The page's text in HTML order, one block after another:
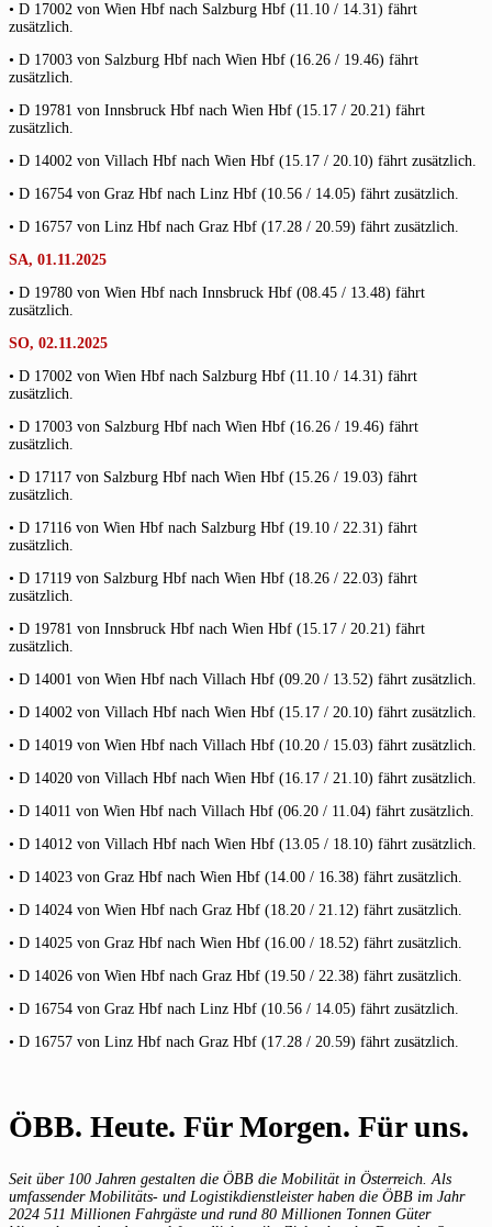
• D 17002 von Wien Hbf nach Salzburg Hbf (11.10 / 14.31) fährt
zusätzlich.
• D 17003 von Salzburg Hbf nach Wien Hbf (16.26 / 19.46) fährt
zusätzlich.
• D 19781 von Innsbruck Hbf nach Wien Hbf (15.17 / 20.21) fährt
zusätzlich.
• D 14002 von Villach Hbf nach Wien Hbf (15.17 / 20.10) fährt zusätzlich.
• D 16754 von Graz Hbf nach Linz Hbf (10.56 / 14.05) fährt zusätzlich.
• D 16757 von Linz Hbf nach Graz Hbf (17.28 / 20.59) fährt zusätzlich.
SA, 01.11.2025
• D 19780 von Wien Hbf nach Innsbruck Hbf (08.45 / 13.48) fährt
zusätzlich.
SO, 02.11.2025
• D 17002 von Wien Hbf nach Salzburg Hbf (11.10 / 14.31) fährt
zusätzlich.
• D 17003 von Salzburg Hbf nach Wien Hbf (16.26 / 19.46) fährt
zusätzlich.
• D 17117 von Salzburg Hbf nach Wien Hbf (15.26 / 19.03) fährt
zusätzlich.
• D 17116 von Wien Hbf nach Salzburg Hbf (19.10 / 22.31) fährt
zusätzlich.
• D 17119 von Salzburg Hbf nach Wien Hbf (18.26 / 22.03) fährt
zusätzlich.
• D 19781 von Innsbruck Hbf nach Wien Hbf (15.17 / 20.21) fährt
zusätzlich.
• D 14001 von Wien Hbf nach Villach Hbf (09.20 / 13.52) fährt zusätzlich.
• D 14002 von Villach Hbf nach Wien Hbf (15.17 / 20.10) fährt zusätzlich.
• D 14019 von Wien Hbf nach Villach Hbf (10.20 / 15.03) fährt zusätzlich.
• D 14020 von Villach Hbf nach Wien Hbf (16.17 / 21.10) fährt zusätzlich.
• D 14011 von Wien Hbf nach Villach Hbf (06.20 / 11.04) fährt zusätzlich.
• D 14012 von Villach Hbf nach Wien Hbf (13.05 / 18.10) fährt zusätzlich.
• D 14023 von Graz Hbf nach Wien Hbf (14.00 / 16.38) fährt zusätzlich.
• D 14024 von Wien Hbf nach Graz Hbf (18.20 / 21.12) fährt zusätzlich.
• D 14025 von Graz Hbf nach Wien Hbf (16.00 / 18.52) fährt zusätzlich.
• D 14026 von Wien Hbf nach Graz Hbf (19.50 / 22.38) fährt zusätzlich.
• D 16754 von Graz Hbf nach Linz Hbf (10.56 / 14.05) fährt zusätzlich.
• D 16757 von Linz Hbf nach Graz Hbf (17.28 / 20.59) fährt zusätzlich.
ÖBB. Heute. Für Morgen. Für uns.
Seit über 100 Jahren gestalten die ÖBB die Mobilität in Österreich. Als
umfassender Mobilitäts- und Logistikdienstleister haben die ÖBB im Jahr
2024 511 Millionen Fahrgäste und rund 80 Millionen Tonnen Güter